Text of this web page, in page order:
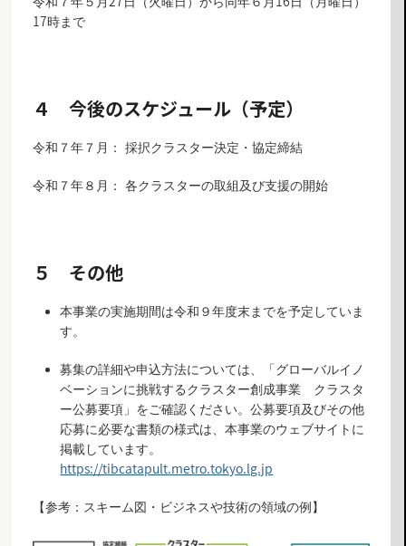
17時まで
４ 今後のスケジュール（予定）
令和７年７月： 採択クラスター決定・協定締結
令和７年８月： 各クラスターの取組及び支援の開始
５ その他
本事業の実施期間は令和９年度末までを予定していま
す。
募集の詳細や申込方法については、「グローバルイノ
ベーションに挑戦するクラスター創成事業 クラスタ
ー公募要項」をご確認ください。公募要項及びその他
応募に必要な書類の様式は、本事業のウェブサイトに
掲載しています。
https://tibcatapult.metro.tokyo.lg.jp
【参考：スキーム図・ビジネスや技術の領域の例】